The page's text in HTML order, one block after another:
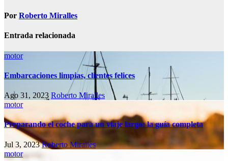
Por Roberto Miralles
Entrada relacionada
motor
Embarcaciones limpias, clientes felices
Ago 31, 2023 Roberto Miralles
motor
Preparando el coche para un viaje largo: la guía completa
Jul 3, 2023Roberto Miralles
motor